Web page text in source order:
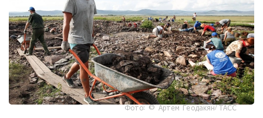
Фото: © Артем Геодакян/ ТАСС